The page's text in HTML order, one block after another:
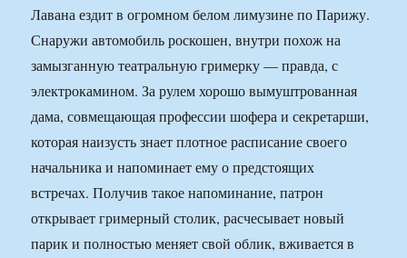
Лавана ездит в огромном белом лимузине по Парижу.
Снаружи автомобиль роскошен, внутри похож на
замызганную театральную гримерку — правда, с
электрокамином. За рулем хорошо вымуштрованная
дама, совмещающая профессии шофера и секретарши,
которая наизусть знает плотное расписание своего
начальника и напоминает ему о предстоящих
встречах. Получив такое напоминание, патрон
открывает гримерный столик, расчесывает новый
парик и полностью меняет свой облик, вживается в